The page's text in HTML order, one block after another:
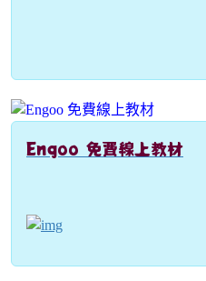
Engoo 免費線上教材